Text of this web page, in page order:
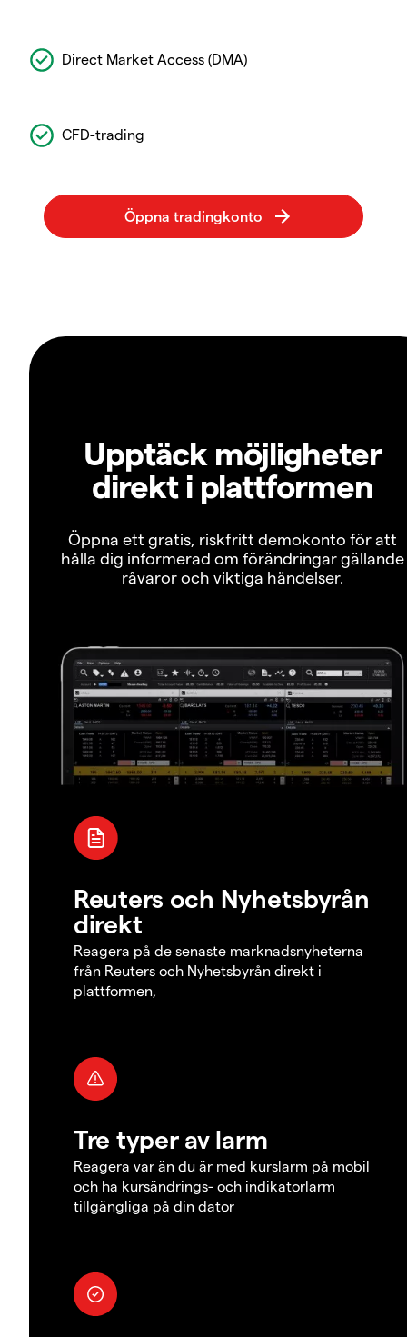
Direct Market Access (DMA)
CFD-trading
Upptäck möjligheter
direkt i plattformen
Öppna ett gratis, riskfritt demokonto för att
hålla dig informerad om förändringar gällande
råvaror och viktiga händelser.
Reuters och Nyhetsbyrån
direkt
Reagera på de senaste marknadsnyheterna
från Reuters och Nyhetsbyrån direkt i
plattformen,
Tre typer av larm
Reagera var än du är med kurslarm på mobil
och ha kursändrings- och indikatorlarm
tillgängliga på din dator